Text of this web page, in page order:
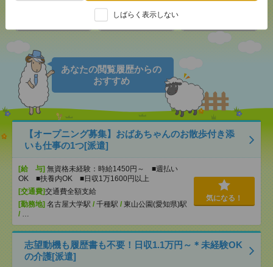
しばらく表示しない
あなたの閲覧履歴からの
おすすめ
【オープニング募集】おばあちゃんのお散歩付き添
いも仕事の1つ[派遣]
[給 与] 無資格未経験：時給1450円～ ■週払い
OK ■扶養内OK ■日収1万1600円以上
[交通費]交通費全額支給
[勤務地] 名古屋大学駅 / 千種駅 / 東山公園(愛知県)駅
/ …
気になる！
志望動機も履歴書も不要！日収1.1万円～＊未経験OK
の介護[派遣]